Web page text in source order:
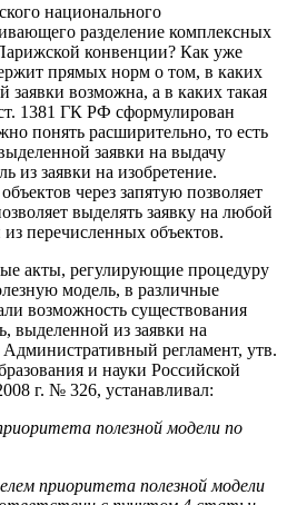
национального
разделение комплексных
конвенции? Как уже
прямых норм о том, в каких
заявки возможна, а в каких такая
1381 ГК РФ сформулирован
понять расширительно, то есть
заявки на выдачу
из заявки на изобретение.
через запятую позволяет
выделять заявку на любой
перечисленных объектов.
акты, регулирующие процедуру
модель, в различные
возможность существования
выделенной из заявки на
регламент, утв.
и науки Российской
г. № 326, устанавливал:
полезной модели по
приоритета полезной модели